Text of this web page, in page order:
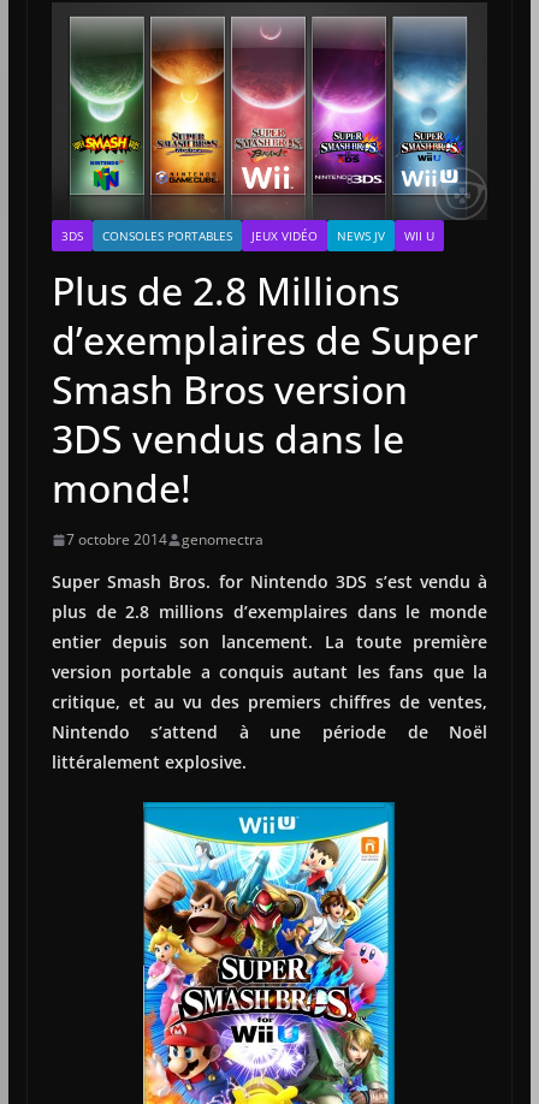
3DS CONSOLES PORTABLES JEUX VIDÉO NEWS JV WII U
Plus de 2.8 Millions
d’exemplaires de Super
Smash Bros version
3DS vendus dans le
monde!
7 octobre 2014 genomectra
Super Smash Bros. for Nintendo 3DS s’est vendu à
plus de 2.8 millions d’exemplaires dans le monde
entier depuis son lancement. La toute première
version portable a conquis autant les fans que la
critique, et au vu des premiers chiffres de ventes,
Nintendo s’attend à une période de Noël
littéralement explosive.